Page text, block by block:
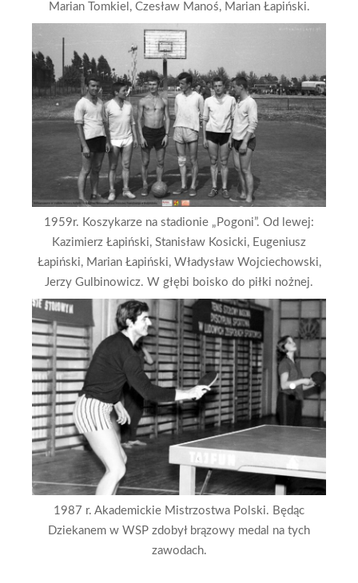
Marian Tomkiel, Czesław Manoś, Marian Łapiński.
1959r. Koszykarze na stadionie „Pogoni”. Od lewej:
Kazimierz Łapiński, Stanisław Kosicki, Eugeniusz
Łapiński, Marian Łapiński, Władysław Wojciechowski,
Jerzy Gulbinowicz. W głębi boisko do piłki nożnej.
1987 r. Akademickie Mistrzostwa Polski. Będąc
Dziekanem w WSP zdobył brązowy medal na tych
zawodach.